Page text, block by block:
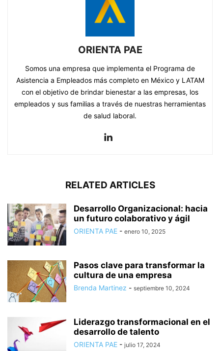
ORIENTA PAE
Somos una empresa que implementa el Programa de
Asistencia a Empleados más completo en México y LATAM
con el objetivo de brindar bienestar a las empresas, los
empleados y sus familias a través de nuestras herramientas
de salud laboral.
RELATED ARTICLES
Desarrollo Organizacional: hacia
un futuro colaborativo y ágil
ORIENTA PAE - enero 10, 2025
Pasos clave para transformar la
cultura de una empresa
Brenda Martinez - septiembre 10, 2024
Liderazgo transformacional en el
desarrollo de talento
ORIENTA PAE - julio 17, 2024